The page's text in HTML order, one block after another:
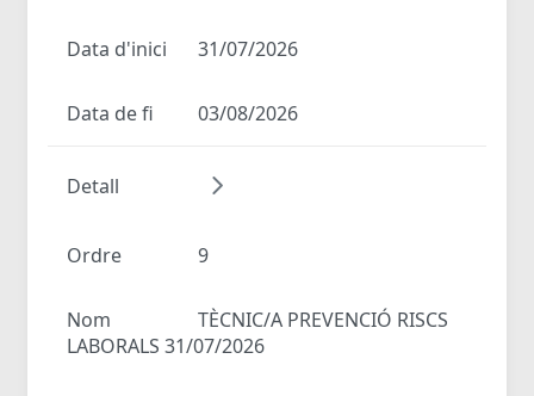
Data d'inici 31/07/2026
Data de fi 03/08/2026
Detall
Ordre 9
Nom
TÈCNIC/A PREVENCIÓ RISCS
LABORALS 31/07/2026